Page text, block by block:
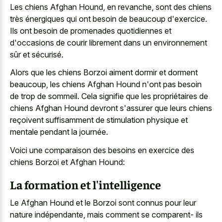
Les chiens Afghan Hound, en revanche, sont des chiens
très énergiques qui ont besoin de beaucoup d'exercice.
Ils ont besoin de promenades quotidiennes et
d'occasions de courir librement dans un environnement
sûr et sécurisé.
Alors que les chiens Borzoi aiment dormir et dorment
beaucoup, les chiens Afghan Hound n'ont pas besoin
de trop de sommeil. Cela signifie que les propriétaires de
chiens Afghan Hound devront s'assurer que leurs chiens
reçoivent suffisamment de stimulation physique et
mentale pendant la journée.
Voici une comparaison des besoins en exercice des
chiens Borzoi et Afghan Hound:
La formation et l'intelligence
Le Afghan Hound et le Borzoi sont connus pour leur
nature indépendante, mais comment se comparent- ils